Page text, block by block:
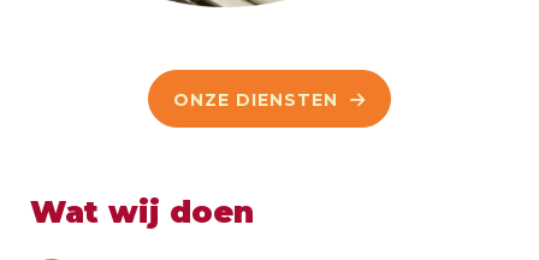
ONZE DIENSTEN
Wat wij doen